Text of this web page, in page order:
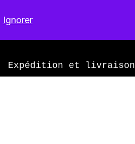
Ignorer
Expédition et livraison